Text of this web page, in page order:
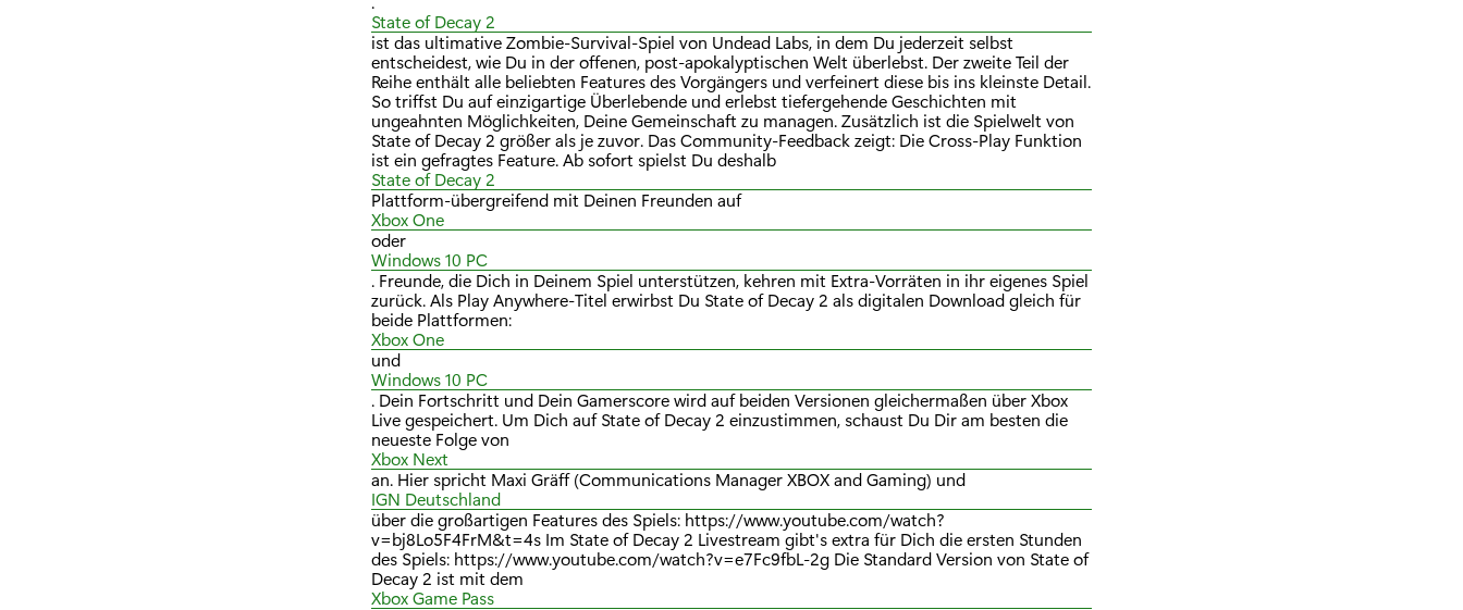
State of Decay 2
ist das ultimative Zombie-Survival-Spiel von Undead Labs, in dem Du jederzeit selbst
entscheidest, wie Du in der offenen, post-apokalyptischen Welt überlebst. Der zweite Teil der
Reihe enthält alle beliebten Features des Vorgängers und verfeinert diese bis ins kleinste Detail.
So triffst Du auf einzigartige Überlebende und erlebst tiefergehende Geschichten mit
ungeahnten Möglichkeiten, Deine Gemeinschaft zu managen. Zusätzlich ist die Spielwelt von
State of Decay 2 größer als je zuvor. Das Community-Feedback zeigt: Die Cross-Play Funktion
ist ein gefragtes Feature. Ab sofort spielst Du deshalb
State of Decay 2
Plattform-übergreifend mit Deinen Freunden auf
Xbox One
oder
Windows 10 PC
. Freunde, die Dich in Deinem Spiel unterstützen, kehren mit Extra-Vorräten in ihr eigenes Spiel
zurück. Als Play Anywhere-Titel erwirbst Du State of Decay 2 als digitalen Download gleich für
beide Plattformen:
Xbox One
und
Windows 10 PC
. Dein Fortschritt und Dein Gamerscore wird auf beiden Versionen gleichermaßen über Xbox
Live gespeichert. Um Dich auf State of Decay 2 einzustimmen, schaust Du Dir am besten die
neueste Folge von
Xbox Next
an. Hier spricht Maxi Gräff (Communications Manager XBOX and Gaming) und
IGN Deutschland
über die großartigen Features des Spiels: https://www.youtube.com/watch?
v=bj8Lo5F4FrM&t=4s Im State of Decay 2 Livestream gibt's extra für Dich die ersten Stunden
des Spiels: https://www.youtube.com/watch?v=e7Fc9fbL-2g Die Standard Version von State of
Decay 2 ist mit dem
Xbox Game Pass